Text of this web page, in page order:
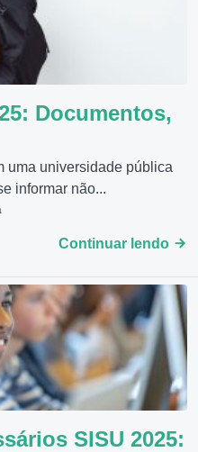
Documentos,
uma universidade pública
informar não...
Continuar lendo
SISU 2025: